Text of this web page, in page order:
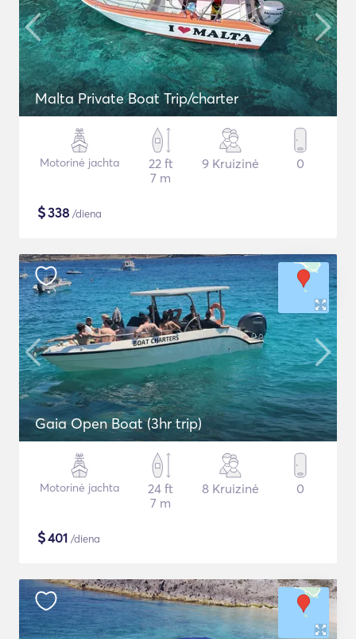
Malta Private Boat Trip/charter
Motorinė jachta
22 ft
7 m
9 Kruizinė 0
$338 /diena
Gaia Open Boat (3hr trip)
Motorinė jachta
24 ft
7 m
8 Kruizinė 0
$401 /diena